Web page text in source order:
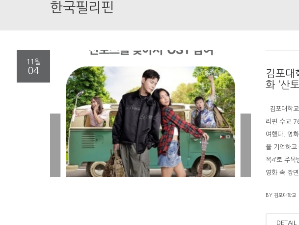
한국필리핀
11월
04
김포대
화 ‘산
김포대학
리핀 수교
여했다. 영
을 기억하고
옥4’로 주
영화 속 장
BY 김포대학교
DETAIL